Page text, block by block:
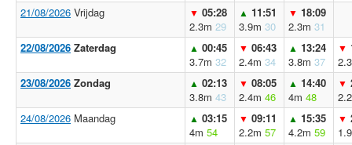
21/08/2026 Vrijdag ▼ 05:28
2.3m 29
▲ 11:51
3.9m 30
▼ 18:09
2.3m 31
22/08/2026 Zaterdag ▲ 00:45
3.7m 32
▼ 06:43
2.4m 34
▲ 13:24
3.8m 37
▼
23/08/2026 Zondag ▲ 02:13
3.8m 43
▼ 08:05
2.4m 46
▲ 14:40
4m 48
▼
24/08/2026 Maandag ▲ 03:15
4m 54
▼ 09:11
2.2m 57
▲ 15:35
4.2m 59
▼